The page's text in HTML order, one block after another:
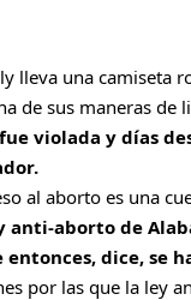
lleva una camiseta
de sus maneras de
violada y días
al aborto es una
anti-aborto de
dice, se
por las que la ley